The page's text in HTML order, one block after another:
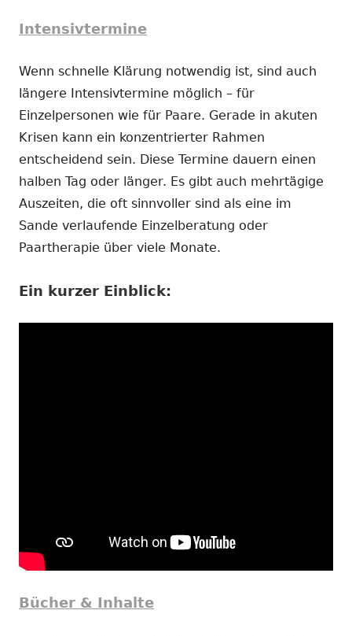
Intensivtermine
Wenn schnelle Klärung notwendig ist, sind auch
längere Intensivtermine möglich – für
Einzelpersonen wie für Paare. Gerade in akuten
Krisen kann ein konzentrierter Rahmen
entscheidend sein. Diese Termine dauern einen
halben Tag oder länger. Es gibt auch mehrtägige
Auszeiten, die oft sinnvoller sind als eine im
Sande verlaufende Einzelberatung oder
Paartherapie über viele Monate.
Ein kurzer Einblick:
Bücher & Inhalte